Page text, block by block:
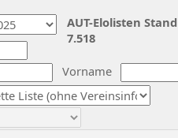
Vorname
AUT-Elolisten
7.518